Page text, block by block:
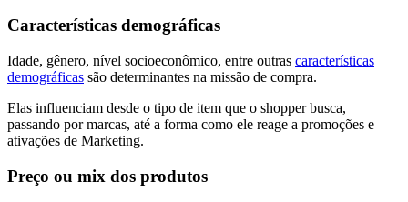
Características demográficas
Idade, gênero, nível socioeconômico, entre outras características
demográficas são determinantes na missão de compra.
Elas influenciam desde o tipo de item que o shopper busca,
passando por marcas, até a forma como ele reage a promoções e
ativações de Marketing.
Preço ou mix dos produtos